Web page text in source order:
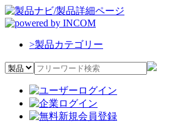
>製品カテゴリー